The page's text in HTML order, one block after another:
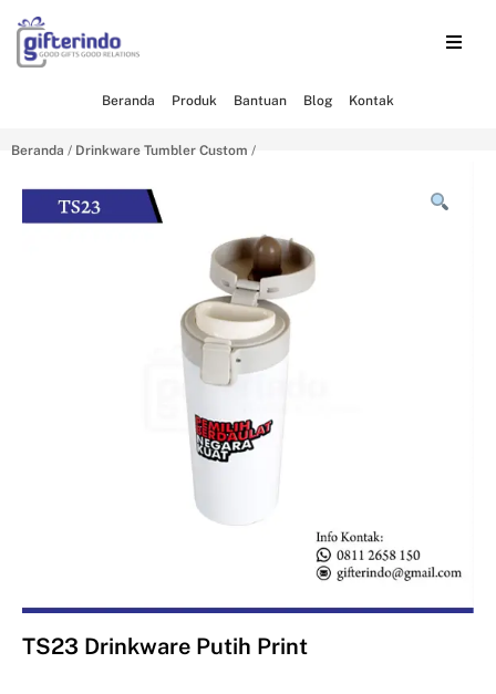
Beranda Produk Bantuan Blog Kontak
Beranda / Drinkware Tumbler Custom /
TS23 Drinkware Putih Print